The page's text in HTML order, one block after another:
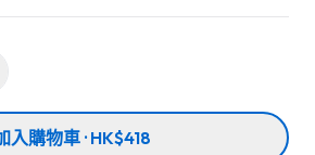
入購物車 · HK$418